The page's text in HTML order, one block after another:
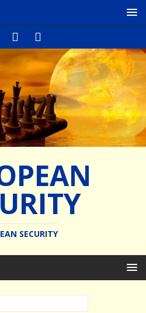
SECURITY